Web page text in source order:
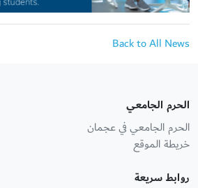
Back to All News
الحرم الجامعي
الحرم الجامعي في عجمان
خريطة الموقع
روابط سريعة